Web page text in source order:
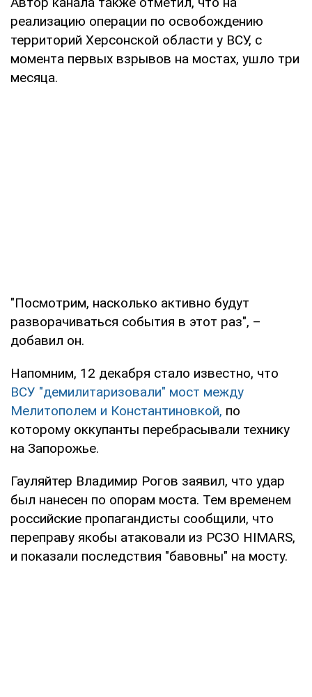
реализацию операции по освобождению
территорий Херсонской области у ВСУ, с
момента первых взрывов на мостах, ушло три
месяца.
"Посмотрим, насколько активно будут
разворачиваться события в этот раз", –
добавил он.
Напомним, 12 декабря стало известно, что
ВСУ "демилитаризовали" мост между
Мелитополем и Константиновкой, по
которому оккупанты перебрасывали технику
на Запорожье.
Гауляйтер Владимир Рогов заявил, что удар
был нанесен по опорам моста. Тем временем
российские пропагандисты сообщили, что
переправу якобы атаковали из РСЗО HIMARS,
и показали последствия "бавовны" на мосту.